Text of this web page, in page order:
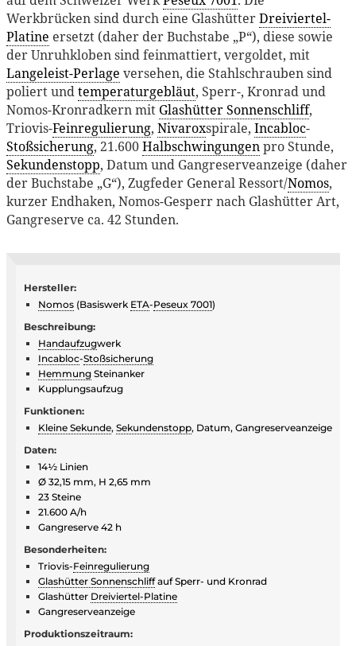
Werkbrücken sind durch eine GlashütterDreiviertel-
Platine ersetzt (daher der Buchstabe „P“), diese sowie
der Unruhkloben sind feinmattiert, vergoldet, mit
Langeleist-Perlage versehen, die Stahlschrauben sind
poliert undtemperaturgebläut, Sperr-, Kronrad und
Nomos-Kronradkern mit Glashütter Sonnenschliff,
Triovis-Feinregulierung, Nivaroxspirale, Incabloc-
Stoßsicherung, 21.600Halbschwingungenpro Stunde,
Sekundenstopp, Datum und Gangreserveanzeige (daher
der Buchstabe „G“), Zugfeder General Ressort/Nomos,
kurzer Endhaken, Nomos-Gesperr nach Glashütter Art,
Gangreserve ca. 42 Stunden.
Hersteller:
Nomos (Basiswerk ETA-Peseux 7001)
Beschreibung:
Handaufzugwerk
Incabloc-Stoßsicherung
Hemmung Steinanker
Kupplungsaufzug
Funktionen:
Kleine Sekunde, Sekundenstopp, Datum, Gangreserveanzeige
Daten:
14½ Linien
Ø 32,15 mm, H 2,65 mm
23 Steine
21.600 A/h
Gangreserve 42 h
Besonderheiten:
Triovis-Feinregulierung
Glashütter Sonnenschliffauf Sperr- und Kronrad
Glashütter Dreiviertel-Platine
Gangreserveanzeige
Produktionszeitraum: